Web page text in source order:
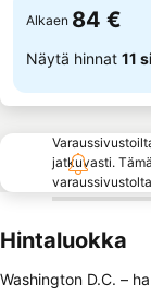
Alkaen 84 €
Näytä hinnat 11
jatkuvasti.
Hintaluokka
Washington D.C. –